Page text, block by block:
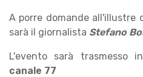
A porre domande all'illustre
sarà il giornalista Stefano
L'evento sarà trasmesso
canale 77